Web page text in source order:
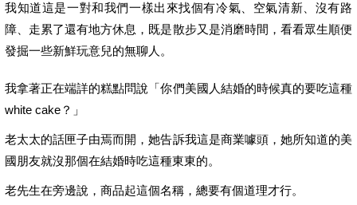
我知道這是一對和我們一樣出來找個有冷氣、空氣清新、沒有路
障、走累了還有地方休息，既是散步又是消磨時間，看看眾生順便
發掘一些新鮮玩意兒的無聊人。
我拿著正在端詳的糕點問說「你們美國人結婚的時候真的要吃這種
white cake？」
老太太的話匣子由焉而開，她告訴我這是商業噱頭，她所知道的美
國朋友就沒那個在結婚時吃這種東東的。
老先生在旁邊說，商品起這個名稱，總要有個道理才行。